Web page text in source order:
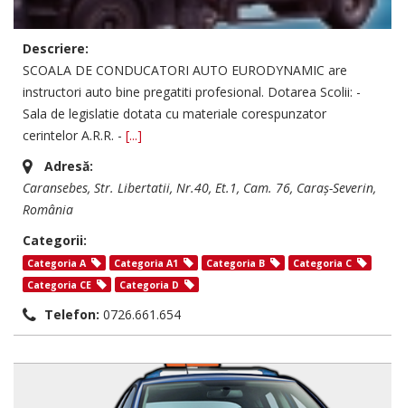
Descriere:
SCOALA DE CONDUCATORI AUTO EURODYNAMIC are
instructori auto bine pregatiti profesional. Dotarea Scolii: -
Sala de legislatie dotata cu materiale corespunzator
cerintelor A.R.R. - [...]
Adresă:
Caransebes, Str. Libertatii, Nr.40, Et.1, Cam. 76, Caraș-Severin,
România
Categorii:
Categoria A Categoria A1 Categoria B
Categoria C
Categoria CE
Categoria D
Telefon: 0726.661.654